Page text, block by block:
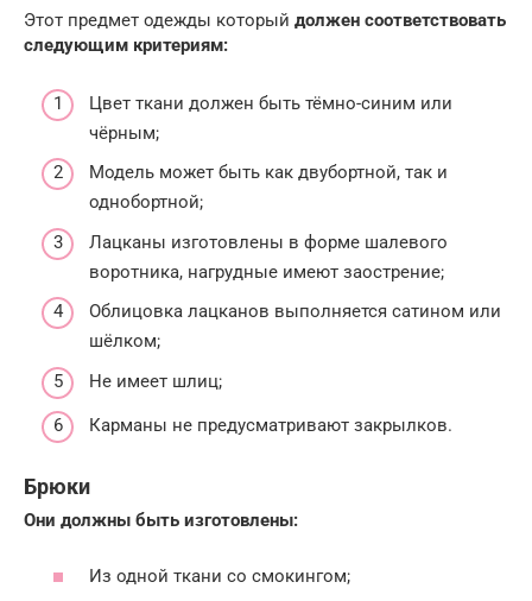
Этот предмет одежды который должен соответствовать
следующим критериям:
Цвет ткани должен быть тёмно-синим или
чёрным;
Модель может быть как двубортной, так и
однобортной;
Лацканы изготовлены в форме шалевого
воротника, нагрудные имеют заострение;
Облицовка лацканов выполняется сатином или
шёлком;
Не имеет шлиц;
Карманы не предусматривают закрылков.
Брюки
Они должны быть изготовлены:
Из одной ткани со смокингом;